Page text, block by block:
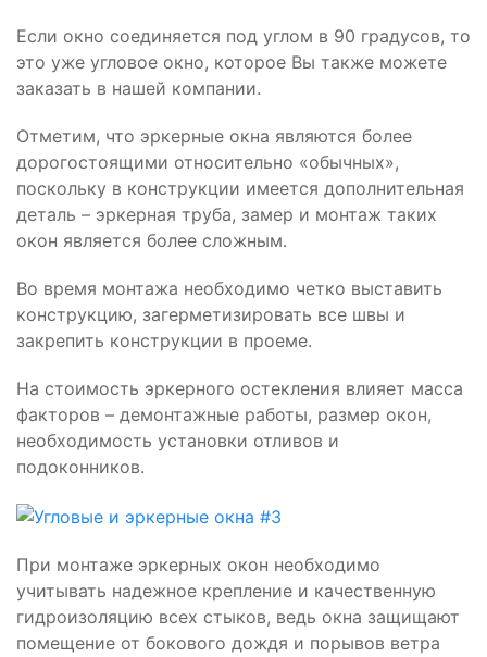
Если окно соединяется под углом в 90 градусов, то
это уже угловое окно, которое Вы также можете
заказать в нашей компании.
Отметим, что эркерные окна являются более
дорогостоящими относительно «обычных»,
поскольку в конструкции имеется дополнительная
деталь – эркерная труба, замер и монтаж таких
окон является более сложным.
Во время монтажа необходимо четко выставить
конструкцию, загерметизировать все швы и
закрепить конструкции в проеме.
На стоимость эркерного остекления влияет масса
факторов – демонтажные работы, размер окон,
необходимость установки отливов и
подоконников.
При монтаже эркерных окон необходимо
учитывать надежное крепление и качественную
гидроизоляцию всех стыков, ведь окна защищают
помещение от бокового дождя и порывов ветра